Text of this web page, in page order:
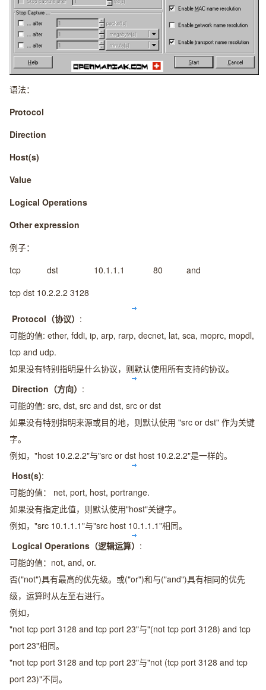
语法：
Protocol
Direction
Host(s)
Value
Logical Operations
Other expression
例子：
tcp dst 10.1.1.1 80 and
tcp dst 10.2.2.2 3128
Protocol（协议） :
可能的值: ether, fddi, ip, arp, rarp, decnet, lat, sca, moprc, mopdl,
tcp and udp.
如果没有特别指明是什么协议，则默认使用所有支持的协议。
Direction（方向） :
可能的值: src, dst, src and dst, src or dst
如果没有特别指明来源或目的地，则默认使用 "src or dst" 作为关键
字。
例如，"host 10.2.2.2"与"src or dst host 10.2.2.2"是一样的。
Host(s):
可能的值： net, port, host, portrange.
如果没有指定此值，则默认使用"host"关键字。
例如，"src 10.1.1.1"与"src host 10.1.1.1"相同。
Logical Operations（逻辑运算） :
可能的值：not, and, or.
否("not")具有最高的优先级。或("or")和与("and")具有相同的优先
级，运算时从左至右进行。
例如，
"not tcp port 3128 and tcp port 23"与"(not tcp port 3128) and tcp
port 23"相同。
"not tcp port 3128 and tcp port 23"与"not (tcp port 3128 and tcp
port 23)"不同。